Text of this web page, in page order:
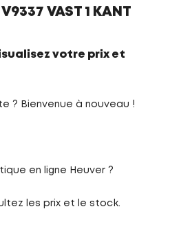
VAST 1 KANT
votre prix et
? Bienvenue à nouveau !
en ligne Heuver ?
les prix et le stock.